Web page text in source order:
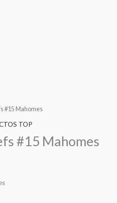
#15 Mahomes
TOP
#15 Mahomes